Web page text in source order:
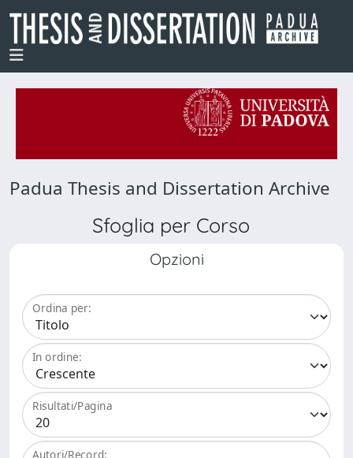
Padua Thesis and Dissertation Archive
Sfoglia per Corso
Opzioni
Ordina per:
In ordine:
Risultati/Pagina
Autori/Record: